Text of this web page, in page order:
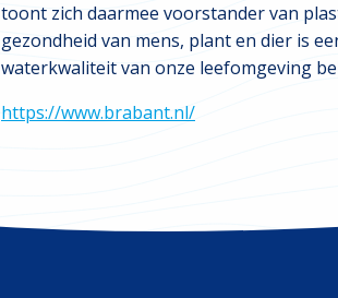
toont zich daarmee voorstander van
gezondheid van mens, plant en dier is
waterkwaliteit van onze leefomgeving
https://www.brabant.nl/